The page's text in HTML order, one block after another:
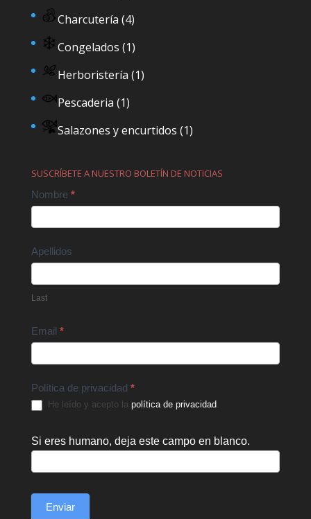
Charcutería (4)
Congelados (1)
Herboristería (1)
Pescaderia (1)
Salazones y encurtidos (1)
SUSCRÍBETE A NUESTRO BOLETÍN DE NOTICIAS
Contact
Nombre *
Apellidos
Last
Email *
Política de privacidad *
He leído y acepto la política de privacidad.
Si eres humano, deja este campo en blanco.
Enviar